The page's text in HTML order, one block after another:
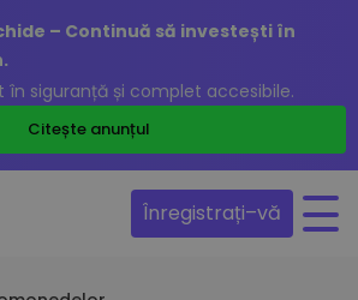
– Continuă să investești în
în siguranță și complet accesibile.
Citește anunțul
Înregistrați–vă